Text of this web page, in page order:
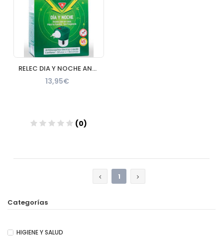
RELEC DIA Y NOCHE ANTIMOSQUITOS ELECTRICO LIQUIDO ON OFF 1
13,95€
(0)
1
Categorías
HIGIENE Y SALUD